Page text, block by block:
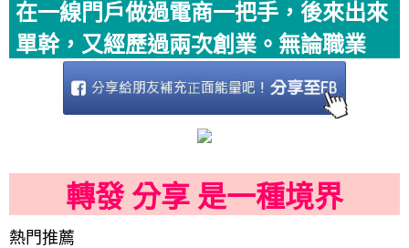
在一線門戶做過電商一把手，後來出來
單幹，又經歷過兩次創業。無論職業
轉發 分享 是一種境界
熱門推薦